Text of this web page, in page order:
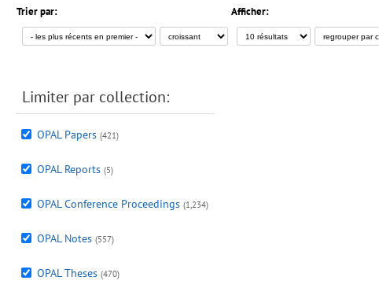
Trier par: Afficher:
Limiter par collection:
OPAL Papers (421)
OPAL Reports (5)
OPAL Conference Proceedings (1,234)
OPAL Notes (557)
OPAL Theses (470)